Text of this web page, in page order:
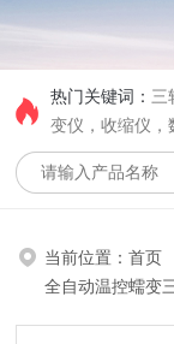
热门关键词： 三
变仪，收缩仪，
当前位置：首页
全自动温控蠕变